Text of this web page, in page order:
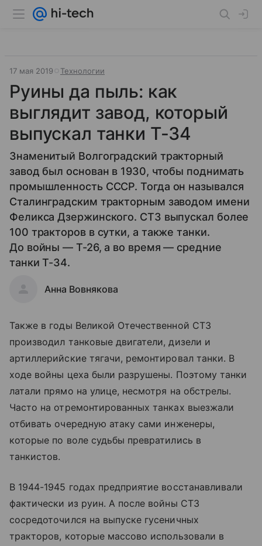
17 мая 2019 Технологии
Руины да пыль: как
выглядит завод, который
выпускал танки Т-34
Знаменитый Волгоградский тракторный
завод был основан в 1930, чтобы поднимать
промышленность СССР. Тогда он назывался
Сталинградским тракторным заводом имени
Феликса Дзержинского. ​СТЗ выпускал более
100 тракторов в сутки, а также танки.
До войны — Т-26, а во время — средние
танки Т-34.
Анна Вовнякова
Также в годы Великой Отечественной СТЗ
производил танковые двигатели, дизели и
артиллерийские тягачи, ремонтировал танки. В
ходе войны цеха были разрушены. Поэтому танки
латали прямо на улице, несмотря на обстрелы.
Часто на отремонтированных танках выезжали
отбивать очередную атаку сами инженеры,
которые по воле судьбы превратились в
танкистов.
В 1944-1945 годах предприятие восстанавливали
фактически из руин. А после войны СТЗ
сосредоточился на выпуске гусеничных
тракторов, которые массово использовали в